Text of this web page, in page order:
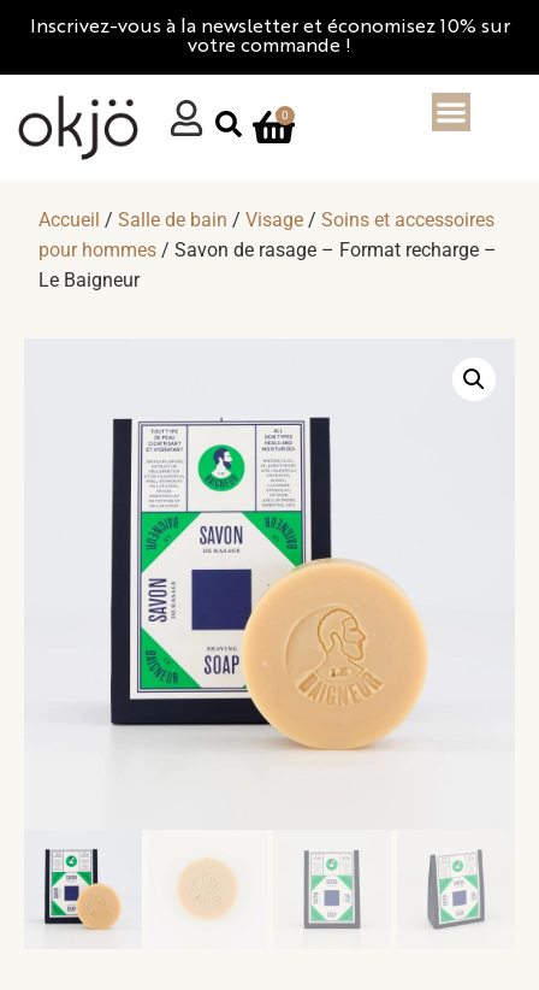
Inscrivez-vous à la newsletter et économisez 10% sur
votre commande !
0
Accueil / Salle de bain / Visage / Soins et accessoires
pour hommes / Savon de rasage – Format recharge –
Le Baigneur